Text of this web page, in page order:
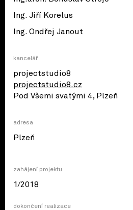
Ing. Jiří Korelus
Ing. Ondřej Janout
kancelář
projectstudio8
projectstudio8.cz
Pod Všemi svatými 4, Plzeň
adresa
Plzeň
zahájení projektu
1/2018
dokončení realizace